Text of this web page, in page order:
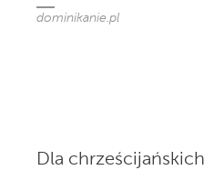
dominikanie.pl
Dla